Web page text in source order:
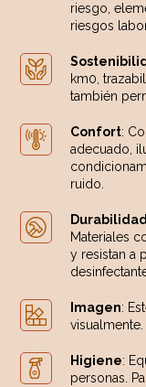
riesgo,
riesgos
km0,
también
Confort:
adecuado,
ruido.
Durabilidad
Materiales
y resistan a
Imagen:
visualmente.
Higiene:
personas.